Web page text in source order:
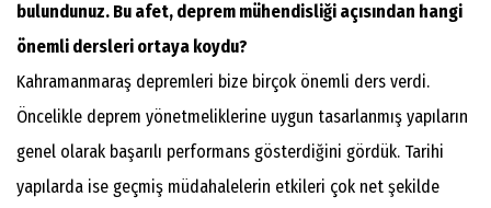
bulundunuz. Bu afet, deprem mühendisliği açısından hangi
önemli dersleri ortaya koydu?
Kahramanmaraş depremleri bize birçok önemli ders verdi.
Öncelikle deprem yönetmeliklerine uygun tasarlanmış yapıların
genel olarak başarılı performans gösterdiğini gördük. Tarihi
yapılarda ise geçmiş müdahalelerin etkileri çok net şekilde